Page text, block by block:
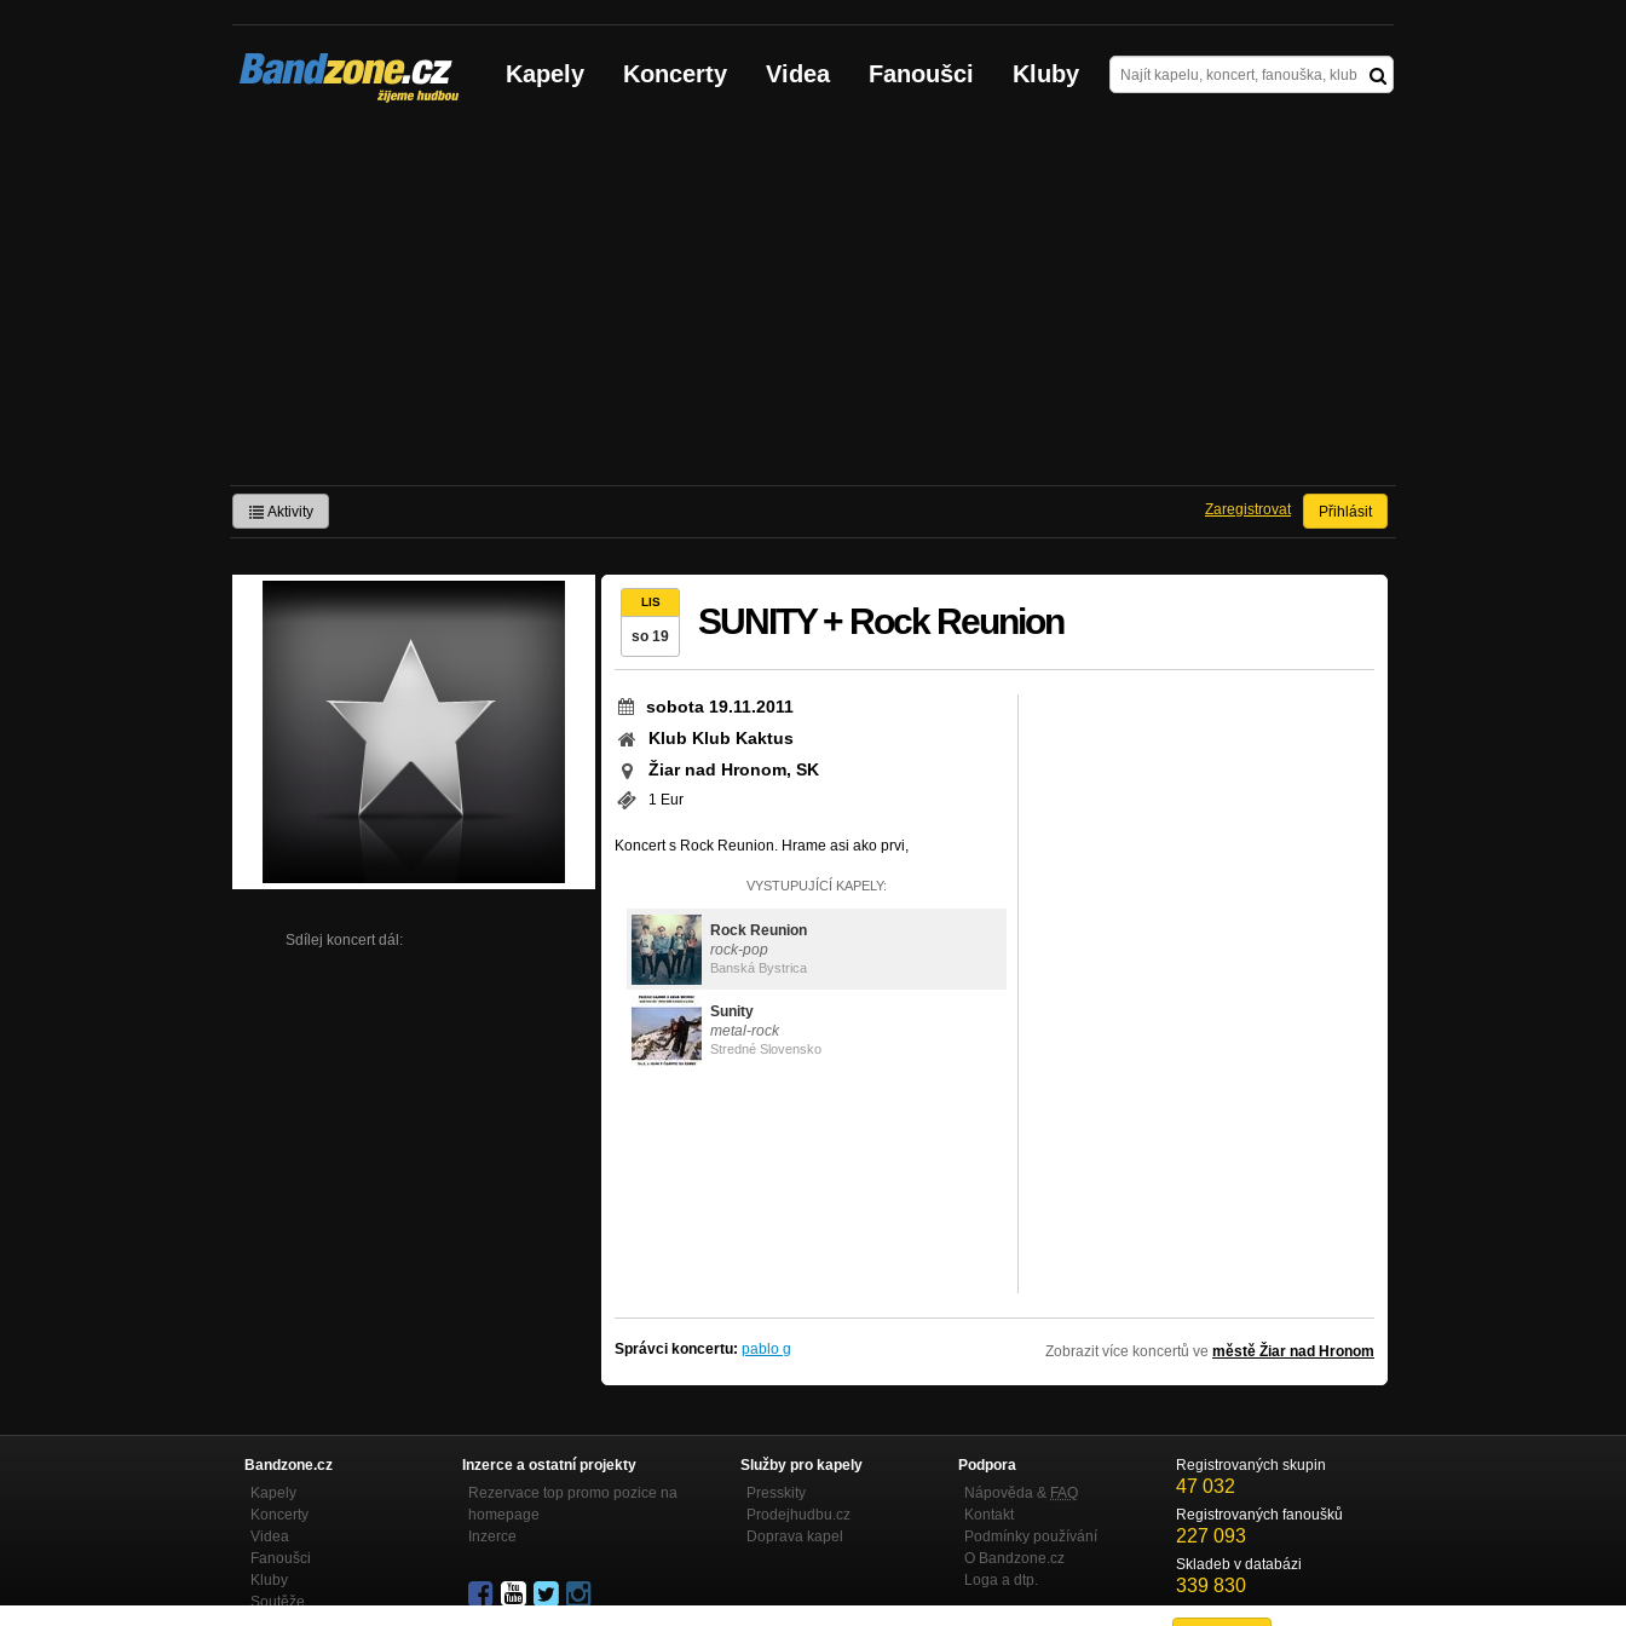
Bandzone.cz
žijeme hudbou Kapely Koncerty Videa Fanoušci Kluby
Aktivity Přihlásit
Zaregistrovat
Sdílej koncert dál:
LIS
so 19 SUNITY + Rock Reunion
sobota 19.11.2011
Klub Klub Kaktus
Žiar nad Hronom, SK
1 Eur
Koncert s Rock Reunion. Hrame asi ako prvi,
VYSTUPUJÍCÍ KAPELY:
Rock Reunion
rock-pop
Banská Bystrica
Sunity
metal-rock
Stredné Slovensko
Správci koncertu: pablo g Zobrazit více koncertů ve městě Žiar nad Hronom
Bandzone.cz
Kapely
Koncerty
Videa
Fanoušci
Kluby
Soutěže
Inzerce a ostatní projekty
Rezervace top promo pozice na
homepage
Inzerce
Služby pro kapely
Presskity
Prodejhudbu.cz
Doprava kapel
Podpora
Nápověda & FAQ
Kontakt
Podmínky používání
O Bandzone.cz
Loga a dtp.
Registrovaných skupin
47 032
Registrovaných fanoušků
227 093
Skladeb v databázi
339 830